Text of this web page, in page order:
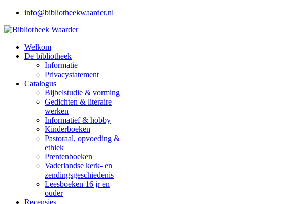
info@bibliotheekwaarder.nl
Welkom
De bibliotheek
Informatie
Privacystatement
Catalogus
Bijbelstudie & vorming
Gedichten & literaire
werken
Informatief & hobby
Kinderboeken
Pastoraal, opvoeding &
ethiek
Prentenboeken
Vaderlandse kerk- en
zendingsgeschiedenis
Leesboeken 16 jr en
ouder
Recensies